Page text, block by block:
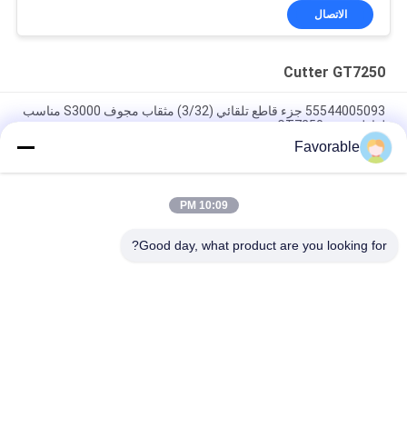
الاتصال
Cutter GT7250
55544005093 جزء قاطع تلقائي (3/32) مثقاب مجوف S3000 مناسب
لقاطع جربر GT7250
153500557
Favorable
10:09 PM
Good day, what product are you looking for?